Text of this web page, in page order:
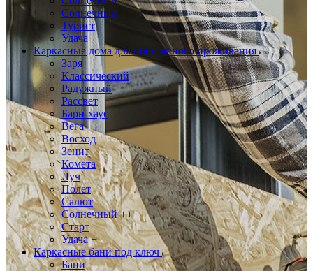
Солнечный +
Турист
Удача
Каркасные дома для постоянного проживания
Заря
Классический
Радужный
Рассвет
Барн-хаус
Вега
Восход
Зенит
Комета
Луч
Полет
Салют
Солнечный ++
Старт
Удача +
Каркасные бани под ключ
Бани